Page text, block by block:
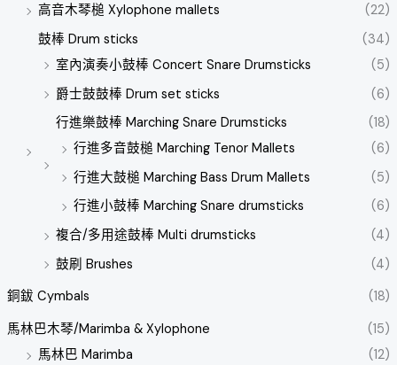
高音木琴槌 Xylophone mallets
(22)
鼓棒 Drum sticks
(34)
室內演奏小鼓棒 Concert Snare Drumsticks
(5)
爵士鼓鼓棒 Drum set sticks
(6)
行進樂鼓棒 Marching Snare Drumsticks
(18)
行進多音鼓槌 Marching Tenor Mallets
(6)
行進大鼓槌 Marching Bass Drum Mallets
(5)
行進小鼓棒 Marching Snare drumsticks
(6)
複合/多用途鼓棒 Multi drumsticks
(4)
鼓刷 Brushes
(4)
銅鈸 Cymbals
(18)
馬林巴木琴/Marimba & Xylophone
(15)
馬林巴 Marimba
(12)